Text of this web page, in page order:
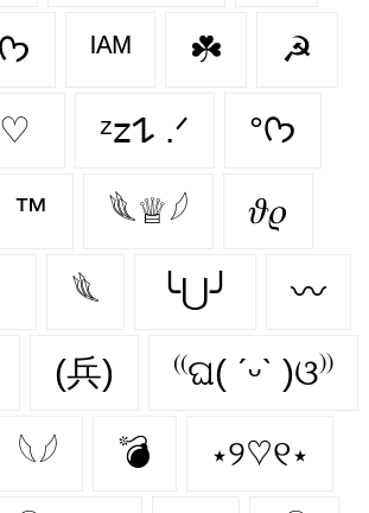
ᡣ𐭩 ᴵᴬᴹ ☘️ ☭
♡ ᶻ𝗓𐰁 .ᐟ °ᡣ𐭩
™️ 𓆰♕𓆪 𝜗𝜚
𓆰 ╰⋃╯ 〰
(兵) ⁽⁽ଘ( ˊᵕˋ )ଓ⁾⁾
𓆩𓆪 💣 ⋆୨♡୧⋆